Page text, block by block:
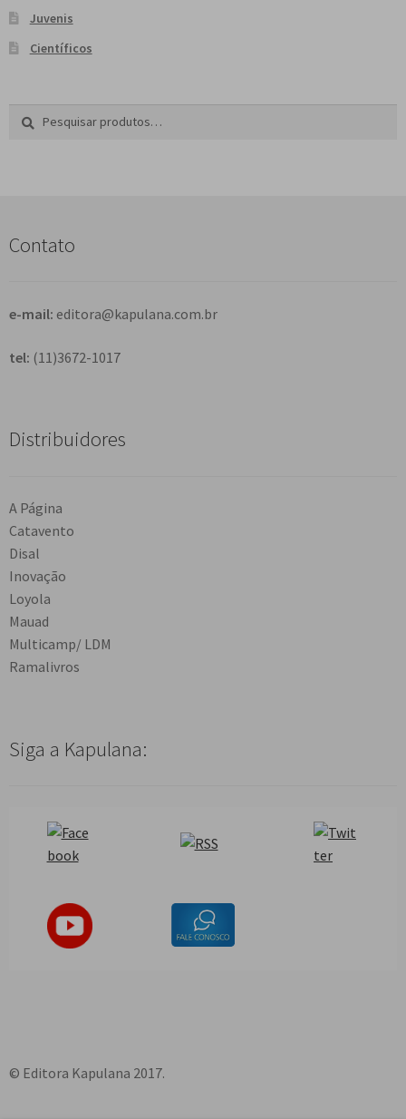
Juvenis
Científicos
Pesquisar
a
Contato
e-mail: editora@kapulana.com.br
tel: (11)3672-1017
Distribuidores
A Página
Catavento
Disal
Inovação
Loyola
Mauad
Multicamp/ LDM
Ramalivros
Siga a Kapulana:
© Editora Kapulana 2017.